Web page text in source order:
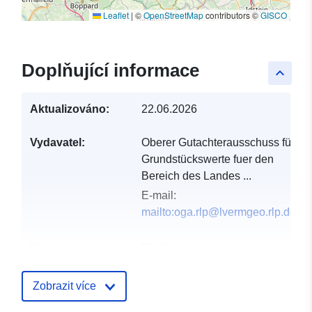
Leaflet | ©OpenStreetMapcontributors ©GISCO
keyboard_arrow_up
Doplňující informace
Aktualizováno: 22.06.2026
Vydavatel:
Oberer Gutachterausschuss für
Grundstückswerte fuer den
Bereich des Landes ...
E-mail:
mailto:oga.rlp@lvermgeo.rlp.de
Zobrazit více